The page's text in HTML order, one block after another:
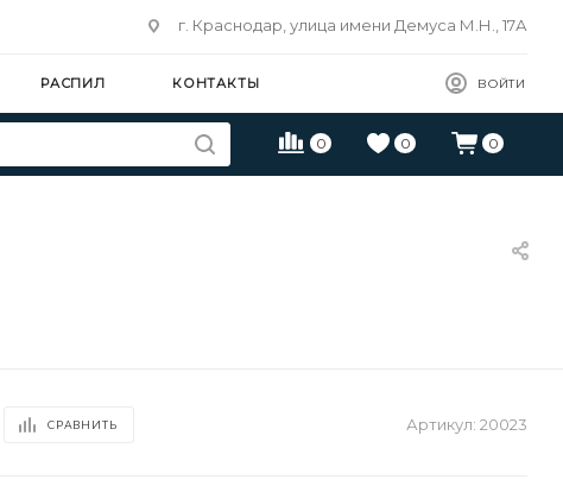
г. Краснодар, улица имени Демуса М.Н., 17А
ВОЙТИ
РАСПИЛ КОНТАКТЫ
0 0 0
СРАВНИТЬ Артикул: 20023